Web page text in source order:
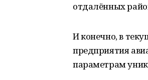
отдалённых
И конечно, в
предприятия
параметрам